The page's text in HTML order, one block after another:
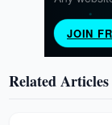
Related Articles